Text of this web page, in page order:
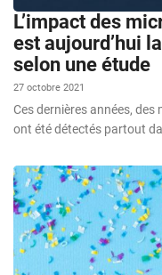
L’impact des
est aujourd’hui
selon une étude
27 octobre 2021
Ces dernières années,
ont été détectés partout